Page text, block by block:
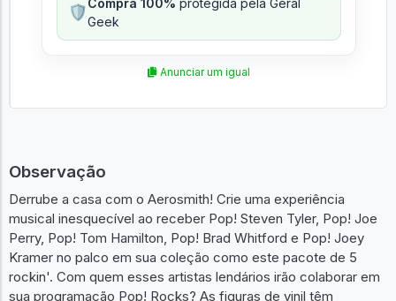
🛡️
Geek
Anunciar um igual
Observação
Derrube a casa com o Aerosmith! Crie uma experiência
musical inesquecível ao receber Pop! Steven Tyler, Pop! Joe
Perry, Pop! Tom Hamilton, Pop! Brad Whitford e Pop! Joey
Kramer no palco em sua coleção como este pacote de 5
rockin'. Com quem esses artistas lendários irão colaborar em
sua programação Pop! Rocks? As figuras de vinil têm